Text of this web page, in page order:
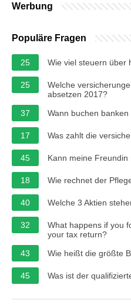
Werbung
Populäre Fragen
25 Wie viel steuern über
25
Welche
absetzen 2017?
37
Wann buchen
17 Was zahlt die
45 Kann meine
18 Wie rechnet der
40 Welche 3 Aktien
32
What happens if you
your tax return?
43
Wie heißt die größte
45 Was ist der